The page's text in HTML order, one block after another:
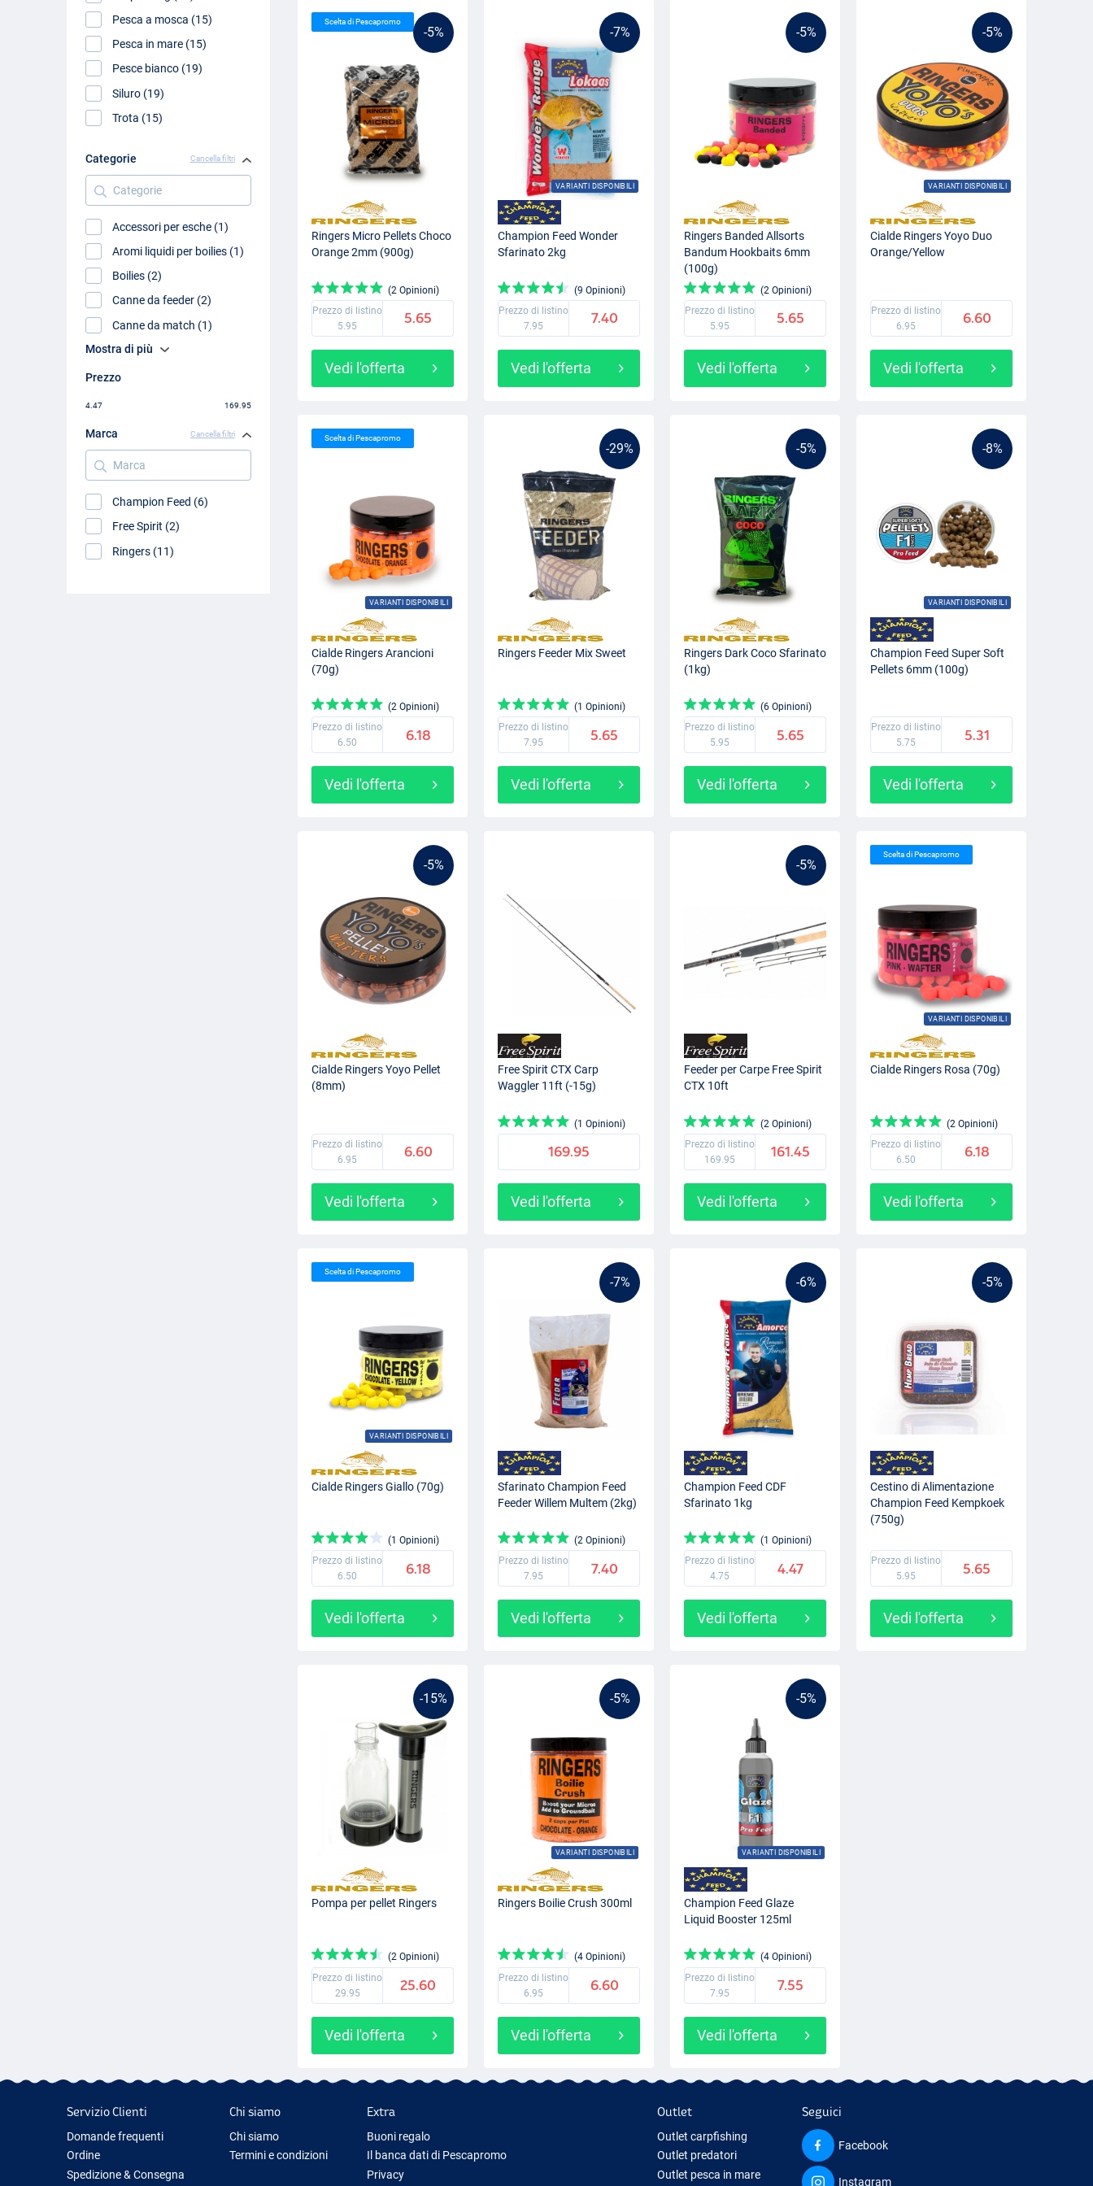
Pesca a mosca (15)
Pesca in mare (15)
Pesce bianco (19)
Siluro (19)
Trota (15)
Categorie Cancella filtri
Categorie
Accessori per esche (1)
Aromi liquidi per boilies (1)
Boilies (2)
Canne da feeder (2)
Canne da match (1)
Mostra di più
Prezzo
4.47 169.95
Marca Cancella filtri
Marca
Champion Feed (6)
Free Spirit (2)
Ringers (11)
-5%
Scelta di Pescapromo
Ringers Micro Pellets Choco
Orange 2mm (900g)
(2 Opinioni)
Prezzo di listino
5.95
5.65
Vedi l'offerta
-7%
VARIANTI DISPONIBILI
Champion Feed Wonder
Sfarinato 2kg
(9 Opinioni)
Prezzo di listino
7.95
7.40
Vedi l'offerta
-5%
Ringers Banded Allsorts
Bandum Hookbaits 6mm
(100g)
(2 Opinioni)
Prezzo di listino
5.95
5.65
Vedi l'offerta
-5%
VARIANTI DISPONIBILI
Cialde Ringers Yoyo Duo
Orange/Yellow
Prezzo di listino
6.95
6.60
Vedi l'offerta
VARIANTI DISPONIBILI
Scelta di Pescapromo
Cialde Ringers Arancioni
(70g)
(2 Opinioni)
Prezzo di listino
6.50
6.18
Vedi l'offerta
-29%
Ringers Feeder Mix Sweet
(1 Opinioni)
Prezzo di listino
7.95
5.65
Vedi l'offerta
-5%
Ringers Dark Coco Sfarinato
(1kg)
(6 Opinioni)
Prezzo di listino
5.95
5.65
Vedi l'offerta
-8%
VARIANTI DISPONIBILI
Champion Feed Super Soft
Pellets 6mm (100g)
Prezzo di listino
5.75
5.31
Vedi l'offerta
-5%
Cialde Ringers Yoyo Pellet
(8mm)
Prezzo di listino
6.95
6.60
Vedi l'offerta
Free Spirit CTX Carp
Waggler 11ft (-15g)
(1 Opinioni)
169.95
Vedi l'offerta
-5%
Feeder per Carpe Free Spirit
CTX 10ft
(2 Opinioni)
Prezzo di listino
169.95
161.45
Vedi l'offerta
VARIANTI DISPONIBILI
Scelta di Pescapromo
Cialde Ringers Rosa (70g)
(2 Opinioni)
Prezzo di listino
6.50
6.18
Vedi l'offerta
VARIANTI DISPONIBILI
Scelta di Pescapromo
Cialde Ringers Giallo (70g)
(1 Opinioni)
Prezzo di listino
6.50
6.18
Vedi l'offerta
-7%
Sfarinato Champion Feed
Feeder Willem Multem (2kg)
(2 Opinioni)
Prezzo di listino
7.95
7.40
Vedi l'offerta
-6%
Champion Feed CDF
Sfarinato 1kg
(1 Opinioni)
Prezzo di listino
4.75
4.47
Vedi l'offerta
-5%
Cestino di Alimentazione
Champion Feed Kempkoek
(750g)
Prezzo di listino
5.95
5.65
Vedi l'offerta
-15%
Pompa per pellet Ringers
(2 Opinioni)
Prezzo di listino
29.95
25.60
Vedi l'offerta
-5%
VARIANTI DISPONIBILI
Ringers Boilie Crush 300ml
(4 Opinioni)
Prezzo di listino
6.95
6.60
Vedi l'offerta
-5%
VARIANTI DISPONIBILI
Champion Feed Glaze
Liquid Booster 125ml
(4 Opinioni)
Prezzo di listino
7.95
7.55
Vedi l'offerta
Servizio Clienti
Domande frequenti
Ordine
Spedizione & Consegna
Chi siamo
Chi siamo
Termini e condizioni
Extra
Buoni regalo
Il banca dati di Pescapromo
Privacy
Outlet
Outlet carpfishing
Outlet predatori
Outlet pesca in mare
Seguici
Facebook
Instagram